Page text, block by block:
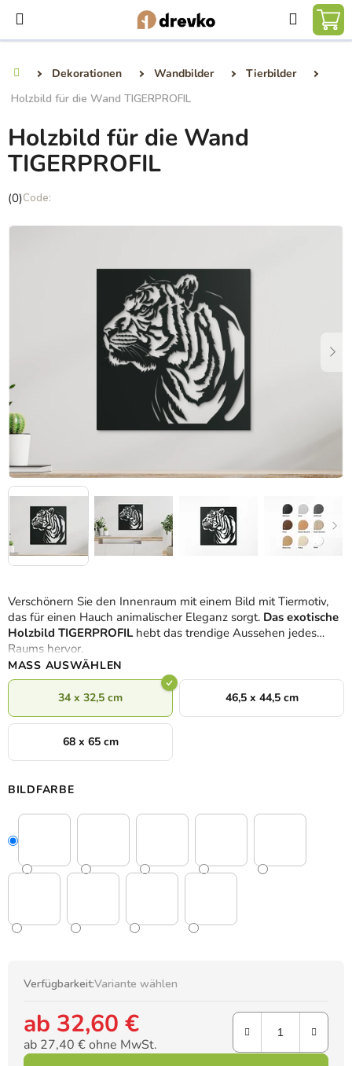
Inhalt
springen
Suchen
Dekorationen Wandbilder
Tierbilder
Holzbild für die Wand TIGERPROFIL
Verschönern Sie den Innenraum mit einem Bild mit Tiermotiv,
das für einen Hauch animalischer Eleganz sorgt. Das exotische
Holzbild TIGERPROFIL hebt das trendige Aussehen jedes
Raums hervor.
MASS AUSWÄHLEN
34 x 32,5 cm 46,5 x 44,5 cm
68 x 65 cm
BILDFARBE
Verfügbarkeit:Variante wählen
ab 32,60 €
ab 27,40 €ohne MwSt.
Holzbild für die Wand
TIGERPROFIL
Die
Produktbewertung
(0)